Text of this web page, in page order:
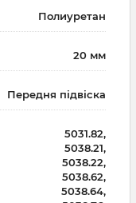
Полиуретан
20 мм
Передня підвіска
5031.82,
5038.21,
5038.22,
5038.62,
5038.64,